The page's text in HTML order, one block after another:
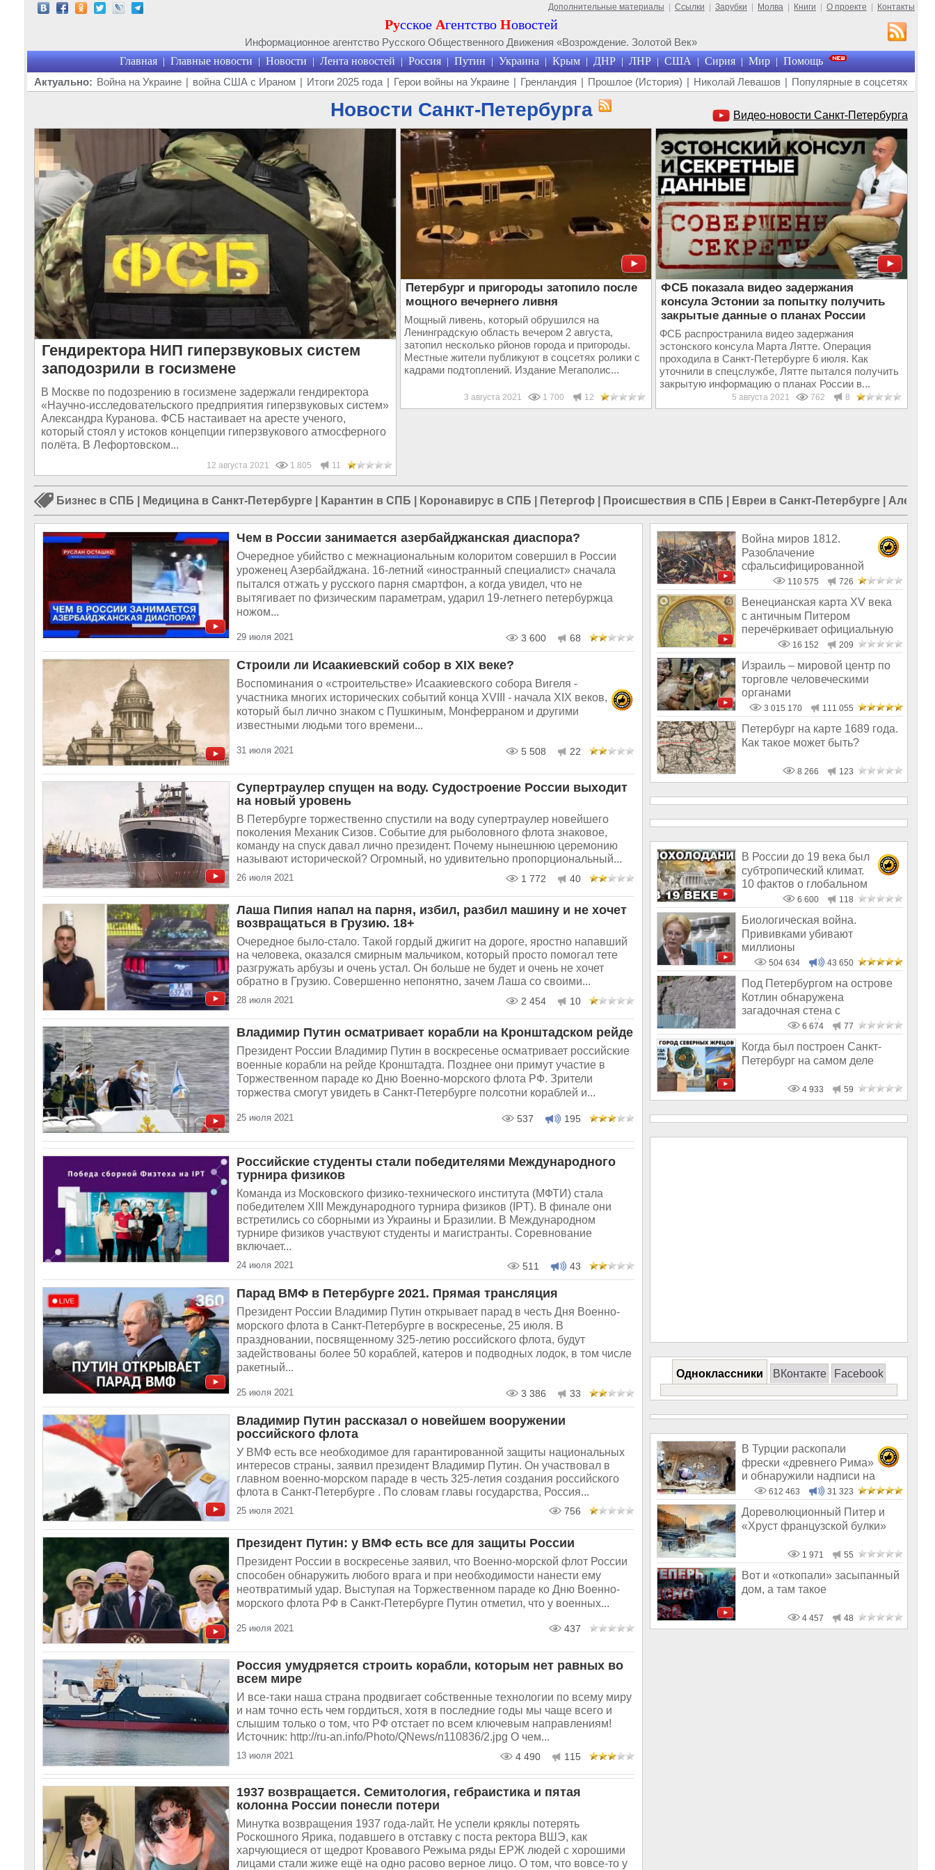
Дополнительные материалы Ссылки Зарубки Молва Книги О проекте Контакты
Русское Агентство Новостей
Информационное агентство Русского Общественного Движения «Возрождение. Золотой Век»
Главная | Главные новости | Новости | Лента новостей | Россия | Путин | Украина | Крым | ДНР | ЛНР | США | Сирия | Мир | Помощь
Актуально: Война на Украине | война США с Ираном | Итоги 2025 года | Герои войны на Украине | Гренландия | Прошлое (История) | Николай Левашов | Популярные в соцсетях
Новости Санкт-Петербурга Видео-новости Санкт-Петербурга
Гендиректора НИП гиперзвуковых систем
заподозрили в госизмене
В Москве по подозрению в госизмене задержали гендиректора
«Научно-исследовательского предприятия гиперзвуковых систем»
Александра Куранова. ФСБ настаивает на аресте ученого,
который стоял у истоков концепции гиперзвукового атмосферного
полёта. В Лефортовском...
12 августа 2021 1 805 11
Петербург и пригороды затопило после
мощного вечернего ливня
Мощный ливень, который обрушился на
Ленинградскую область вечером 2 августа,
затопил несколько рйонов города и пригороды.
Местные жители публикуют в соцсетях ролики с
кадрами подтоплений. Издание Мегаполис...
3 августа 2021 1 700 12
ФСБ показала видео задержания
консула Эстонии за попытку получить
закрытые данные о планах России
ФСБ распространила видео задержания
эстонского консула Марта Лятте. Операция
проходила в Санкт-Петербурге 6 июля. Как
уточнили в спецслужбе, Лятте пытался получить
закрытую информацию о планах России в...
5 августа 2021 762 8
Бизнес в СПБ Медицина в Санкт-Петербурге Карантин в СПБ Коронавирус в СПБ Петергоф Происшествия в СПБ Евреи в Санкт-Петербурге
Чем в России занимается азербайджанская диаспора?
Очередное убийство с межнациональным колоритом совершил в России
уроженец Азербайджана. 16-летний «иностранный специалист» сначала
пытался отжать у русского парня смартфон, а когда увидел, что не
вытягивает по физическим параметрам, ударил 19-летнего петербуржца
ножом...
29 июля 2021 3 600 68
Строили ли Исаакиевский собор в XIX веке?
Воспоминания о «строительстве» Исаакиевского собора Вигеля -
участника многих исторических событий конца XVIII - начала XIX веков,
который был лично знаком с Пушкиным, Монферраном и другими
известными людьми того времени...
31 июля 2021 5 508 22
Супертраулер спущен на воду. Судостроение России выходит
на новый уровень
В Петербурге торжественно спустили на воду супертраулер новейшего
поколения Механик Сизов. Событие для рыболовного флота знаковое,
команду на спуск давал лично президент. Почему нынешнюю церемонию
называют исторической? Огромный, но удивительно пропорциональный...
26 июля 2021 1 772 40
Лаша Пипия напал на парня, избил, разбил машину и не хочет
возвращаться в Грузию. 18+
Очередное было-стало. Такой гордый джигит на дороге, яростно напавший
на человека, оказался смирным мальчиком, который просто помогал тете
разгружать арбузы и очень устал. Он больше не будет и очень не хочет
обратно в Грузию. Совершенно непонятно, зачем Лаша со своими...
28 июля 2021 2 454 10
Владимир Путин осматривает корабли на Кронштадском рейде
Президент России Владимир Путин в воскресенье осматривает российские
военные корабли на рейде Кронштадта. Позднее они примут участие в
Торжественном параде ко Дню Военно-морского флота РФ. Зрители
торжества смогут увидеть в Санкт-Петербурге полсотни кораблей и...
25 июля 2021 537 195
Российские студенты стали победителями Международного
турнира физиков
Команда из Московского физико-технического института (МФТИ) стала
победителем XIII Международного турнира физиков (IPT). В финале они
встретились со сборными из Украины и Бразилии. В Международном
турнире физиков участвуют студенты и магистранты. Соревнование
включает...
24 июля 2021 511 43
Парад ВМФ в Петербурге 2021. Прямая трансляция
Президент России Владимир Путин открывает парад в честь Дня Военно-
морского флота в Санкт-Петербурге в воскресенье, 25 июля. В
праздновании, посвященному 325-летию российского флота, будут
задействованы более 50 кораблей, катеров и подводных лодок, в том числе
ракетный...
25 июля 2021 3 386 33
Владимир Путин рассказал о новейшем вооружении
российского флота
У ВМФ есть все необходимое для гарантированной защиты национальных
интересов страны, заявил президент Владимир Путин. Он участвовал в
главном военно-морском параде в честь 325-летия создания российского
флота в Санкт-Петербурге . По словам главы государства, Россия...
25 июля 2021 756
Президент Путин: у ВМФ есть все для защиты России
Президент России в воскресенье заявил, что Военно-морской флот России
способен обнаружить любого врага и при необходимости нанести ему
неотвратимый удар. Выступая на Торжественном параде ко Дню Военно-
морского флота РФ в Санкт-Петербурге Путин отметил, что у военных...
25 июля 2021 437
Россия умудряется строить корабли, которым нет равных во
всем мире
И все-таки наша страна продвигает собственные технологии по всему миру
и нам точно есть чем гордиться, хотя в последние годы мы чаще всего и
слышим только о том, что РФ отстает по всем ключевым направлениям!
Источник: http://ru-an.info/Photo/QNews/n110836/2.jpg О чем...
13 июля 2021 4 490 115
1937 возвращается. Семитология, гебраистика и пятая
колонна России понесли потери
Минутка возвращения 1937 года-лайт. Не успели кряклы потерять
Роскошного Ярика, подавшего в отставку с поста ректора ВШЭ, как
харчующиеся от щедрот Кровавого Режыма ряды ЕРЖ людей с хорошими
лицами стали жиже ещё на одно расово верное лицо. О том, что вовсе-то у
Война миров 1812.
Разоблачение
сфальсифицированной
истории России
110 575 726
Венецианская карта XV века
с античным Питером
перечёркивает официальную
версию исто16 152 209
Израиль – мировой центр по
торговле человеческими
органами
3 015 170 111 055
Петербург на карте 1689 года.
Как такое может быть?
8 266 123
В России до 19 века был
субтропический климат.
10 фактов о глобальном
похолодании
6 600 118
Биологическая война.
Прививками убивают
миллионы
504 634 43 650
Под Петербургом на острове
Котлин обнаружена
загадочная стена с
полигональной кладк
6 674 77
Когда был построен Санкт-
Петербург на самом деле
4 933 59
Одноклассники ВКонтакте Facebook
В Турции раскопали
фрески «древнего Рима»
и обнаружили надписи на
Русском!
612 463 31 323
Дореволюционный Питер и
«Хруст французской булки»
1 971 55
Вот и «откопали» засыпанный
дом, а там такое
4 457 48